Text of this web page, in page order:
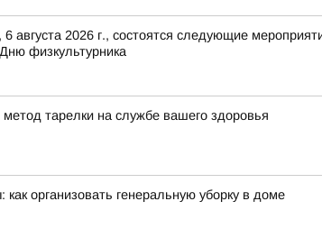
6 августа 2026 г., состоятся следующие
физкультурника
тарелки на службе вашего здоровья
организовать генеральную уборку в доме